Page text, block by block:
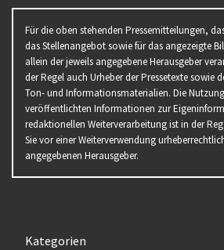
Für die oben stehenden Pressemitteilungen,
das Stellenangebot sowie für das angezeigte
allein der jeweils angegebene Herausgeber
der Regel auch Urheber der Pressetexte sowie
Ton- und Informationsmaterialien. Die
veröffentlichten Informationen zur
redaktionellen Weiterverarbeitung ist in der
Sie vor einer Weiterverwendung
angegebenen Herausgeber.
Kategorien